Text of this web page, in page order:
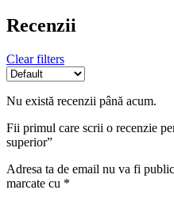
Recenzii
Clear filters
Nu există recenzii până acum.
Fii primul care scrii o recenzie
superior”
Adresa ta de email nu va fi
marcate cu *